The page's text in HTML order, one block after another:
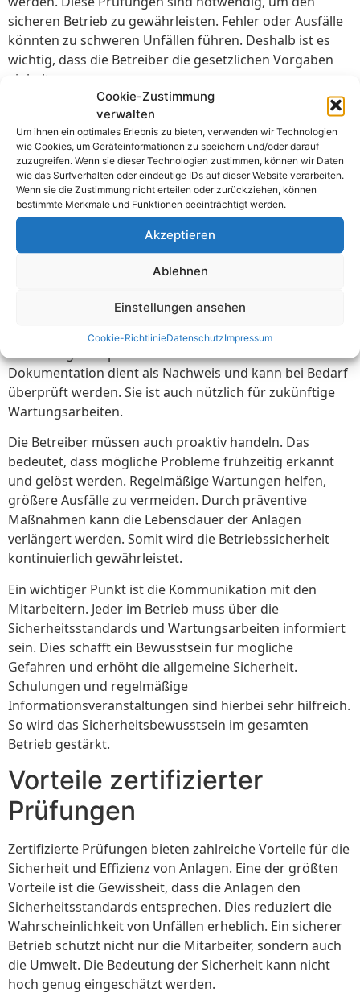
Cookie-Zustimmung
verwalten
Um ihnen ein optimales Erlebnis zu bieten, verwenden wir Technologien
wie Cookies, um Geräteinformationen zu speichern und/oder darauf
zuzugreifen. Wenn sie dieser Technologien zustimmen, können wir Daten
wie das Surfverhalten oder eindeutige IDs auf dieser Website verarbeiten.
Wenn sie die Zustimmung nicht erteilen oder zurückziehen, können
bestimmte Merkmale und Funktionen beeinträchtigt werden.
Akzeptieren
Ablehnen
Einstellungen ansehen
Cookie-RichtlinieDatenschutzImpressum
sicheren Betrieb zu gewährleisten. Fehler oder Ausfälle
könnten zu schweren Unfällen führen. Deshalb ist es
wichtig, dass die Betreiber die gesetzlichen Vorgaben
einhalten.
Die Betreiber müssen sicherstellen, dass nur
qualifiziertes Personal die Prüfungen durchführt.
Elektriker und Fachkräfte sind dafür ausgebildet, die
Anlagen zu inspizieren und zu warten. Dazu gehören
auch regelmäßige Schulungen des Personals. Diese
Schulungen sind wichtig, um auf dem neuesten Stand
der Technik zu bleiben. So wird gewährleistet, dass die
Prüfungen fachgerecht ausgeführt werden.
Ein weiterer Aspekt der Verantwortung liegt in der
dokumentiert und archiviert werden. Das bedeutet,
dass alle Inspektionen, Messergebnisse und
notwendigen Reparaturen verzeichnet werden. Diese
Dokumentation dient als Nachweis und kann bei Bedarf
überprüft werden. Sie ist auch nützlich für zukünftige
Wartungsarbeiten.
Die Betreiber müssen auch proaktiv handeln. Das
bedeutet, dass mögliche Probleme frühzeitig erkannt
und gelöst werden. Regelmäßige Wartungen helfen,
größere Ausfälle zu vermeiden. Durch präventive
Maßnahmen kann die Lebensdauer der Anlagen
verlängert werden. Somit wird die Betriebssicherheit
kontinuierlich gewährleistet.
Ein wichtiger Punkt ist die Kommunikation mit den
Mitarbeitern. Jeder im Betrieb muss über die
Sicherheitsstandards und Wartungsarbeiten informiert
sein. Dies schafft ein Bewusstsein für mögliche
Gefahren und erhöht die allgemeine Sicherheit.
Schulungen und regelmäßige
Informationsveranstaltungen sind hierbei sehr hilfreich.
So wird das Sicherheitsbewusstsein im gesamten
Betrieb gestärkt.
Vorteile zertifizierter
Prüfungen
Zertifizierte Prüfungen bieten zahlreiche Vorteile für die
Sicherheit und Effizienz von Anlagen. Eine der größten
Vorteile ist die Gewissheit, dass die Anlagen den
Sicherheitsstandards entsprechen. Dies reduziert die
Wahrscheinlichkeit von Unfällen erheblich. Ein sicherer
Betrieb schützt nicht nur die Mitarbeiter, sondern auch
die Umwelt. Die Bedeutung der Sicherheit kann nicht
hoch genug eingeschätzt werden.